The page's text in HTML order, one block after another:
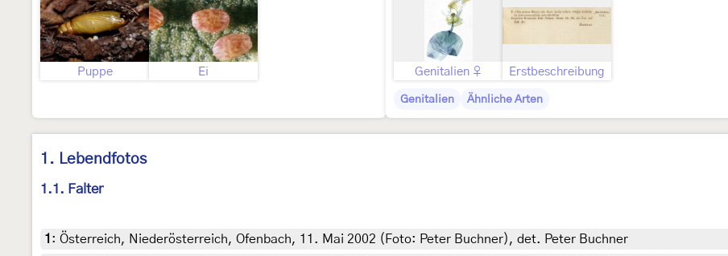
Puppe Ei Genitalien ♀ Erstbeschreibung
Genitalien Ähnliche Arten
1. Lebendfotos
1.1. Falter
1 : Österreich, Niederösterreich, Ofenbach, 11. Mai 2002 (Foto: Peter Buchner), det. Peter Buchner